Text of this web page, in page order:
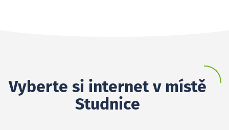
Vyberte si internet v místě
Studnice